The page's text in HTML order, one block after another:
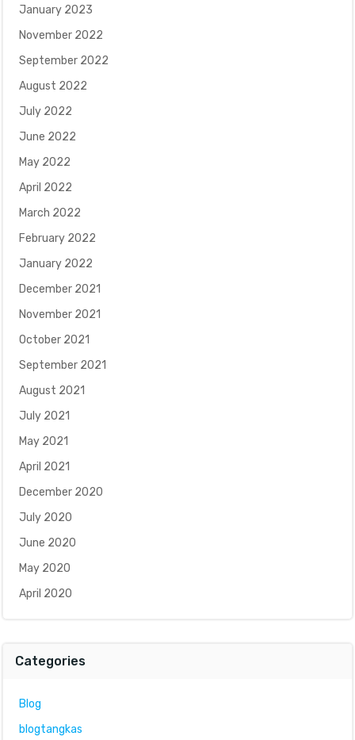
January 2023
November 2022
September 2022
August 2022
July 2022
June 2022
May 2022
April 2022
March 2022
February 2022
January 2022
December 2021
November 2021
October 2021
September 2021
August 2021
July 2021
May 2021
April 2021
December 2020
July 2020
June 2020
May 2020
April 2020
Categories
Blog
blogtangkas